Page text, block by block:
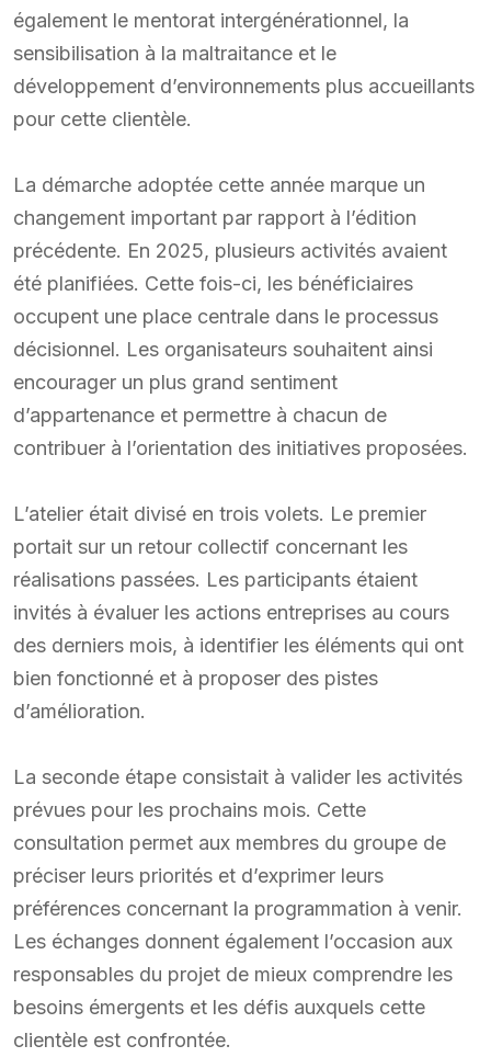
également le mentorat intergénérationnel, la
sensibilisation à la maltraitance et le
développement d’environnements plus accueillants
pour cette clientèle.
La démarche adoptée cette année marque un
changement important par rapport à l’édition
précédente. En 2025, plusieurs activités avaient
été planifiées. Cette fois-ci, les bénéficiaires
occupent une place centrale dans le processus
décisionnel. Les organisateurs souhaitent ainsi
encourager un plus grand sentiment
d’appartenance et permettre à chacun de
contribuer à l’orientation des initiatives proposées.
L’atelier était divisé en trois volets. Le premier
portait sur un retour collectif concernant les
réalisations passées. Les participants étaient
invités à évaluer les actions entreprises au cours
des derniers mois, à identifier les éléments qui ont
bien fonctionné et à proposer des pistes
d’amélioration.
La seconde étape consistait à valider les activités
prévues pour les prochains mois. Cette
consultation permet aux membres du groupe de
préciser leurs priorités et d’exprimer leurs
préférences concernant la programmation à venir.
Les échanges donnent également l’occasion aux
responsables du projet de mieux comprendre les
besoins émergents et les défis auxquels cette
clientèle est confrontée.